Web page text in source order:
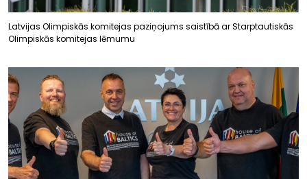
Latvijas Olimpiskās komitejas paziņojums saistībā ar Starptautiskās
Olimpiskās komitejas lēmumu